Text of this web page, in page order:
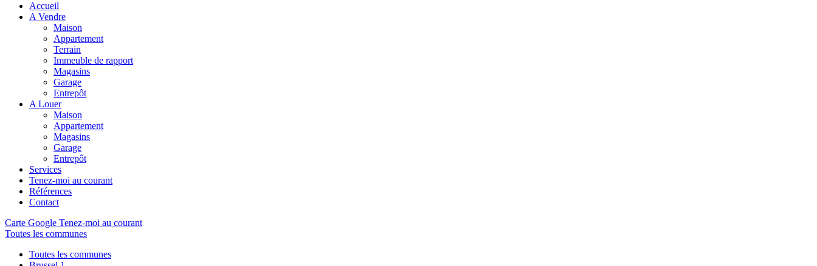
Accueil
A Vendre
Maison
Appartement
Terrain
Immeuble de rapport
Magasins
Garage
Entrepôt
A Louer
Maison
Appartement
Magasins
Garage
Entrepôt
Services
Tenez-moi au courant
Références
Contact
Carte Google Tenez-moi au courant
Toutes les communes
Toutes les communes